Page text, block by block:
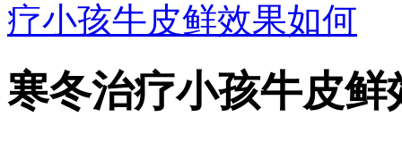
疗小孩牛皮鲜效果如何
寒冬治疗小孩牛皮鲜